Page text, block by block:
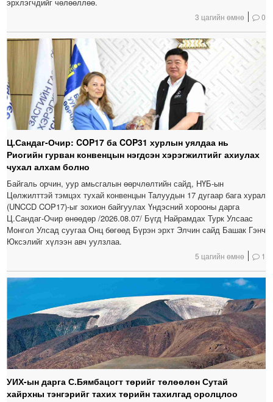
3 цагийн өмнө 0
Ц.Сандаг-Очир: COP17 ба COP31 хурлын уялдаа нь
Риогийн гурван конвенцын нэгдсэн хэрэгжилтийг ахиулах
чухал алхам болно
Байгаль орчин, уур амьсгалын өөрчлөлтийн сайд, НҮБ-ын
Цөлжилттэй тэмцэх тухай конвенцын Талуудын 17 дугаар бага хурал
(UNCCD COP17)-ыг зохион байгуулах Үндэсний хорооны дарга
Ц.Сандаг-Очир өнөөдөр /2026.08.07/ Бүгд Найрамдах Турк Улсаас
Монгол Улсад суугаа Онц бөгөөд Бүрэн эрхт Элчин сайд Башак Гэнч
Юксэлийг хүлээн авч уулзлаа.
5 цагийн өмнө 1
УИХ-ын дарга С.Бямбацогт төрийг төлөөлөн Сутай
хайрхны тэнгэрийг тахих төрийн тахилгад оролцлоо